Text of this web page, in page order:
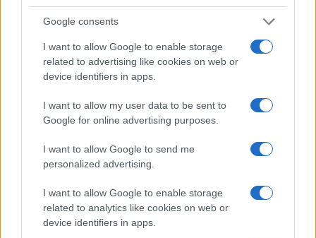
Google consents
I want to allow Google to enable storage
related to advertising like cookies on web or
device identifiers in apps.
I want to allow my user data to be sent to
Google for online advertising purposes.
I want to allow Google to send me
personalized advertising.
I want to allow Google to enable storage
related to analytics like cookies on web or
device identifiers in apps.